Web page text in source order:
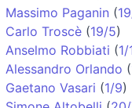
Massimo Paganin (
Carlo Troscè (19/5)
Anselmo Robbiati (1/
Alessandro Orlando (
Gaetano Vasari (1/9)